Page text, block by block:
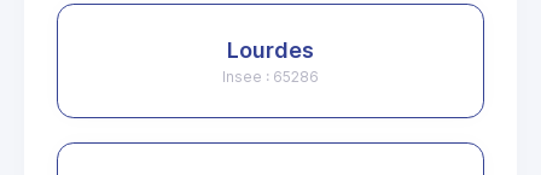
Lourdes
Insee : 65286